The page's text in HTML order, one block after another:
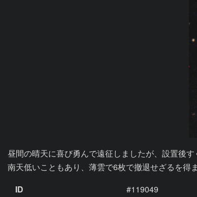
昼間の晴天に喜び勇んで遠征しましたが、設置後
南天低いこともあり、薄雲で6枚で撤退せざるを得
ID
#119049